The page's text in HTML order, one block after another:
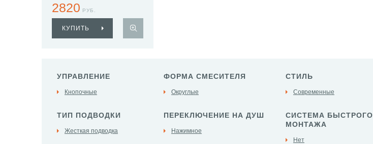
2820 РУБ.
КУПИТЬ
УПРАВЛЕНИЕ
Кнопочные
ФОРМА СМЕСИТЕЛЯ
Округлые
СТИЛЬ
Современные
ТИП ПОДВОДКИ
Жесткая подводка
ПЕРЕКЛЮЧЕНИЕ НА ДУШ
Нажимное
СИСТЕМА БЫСТРОГО
МОНТАЖА
Нет